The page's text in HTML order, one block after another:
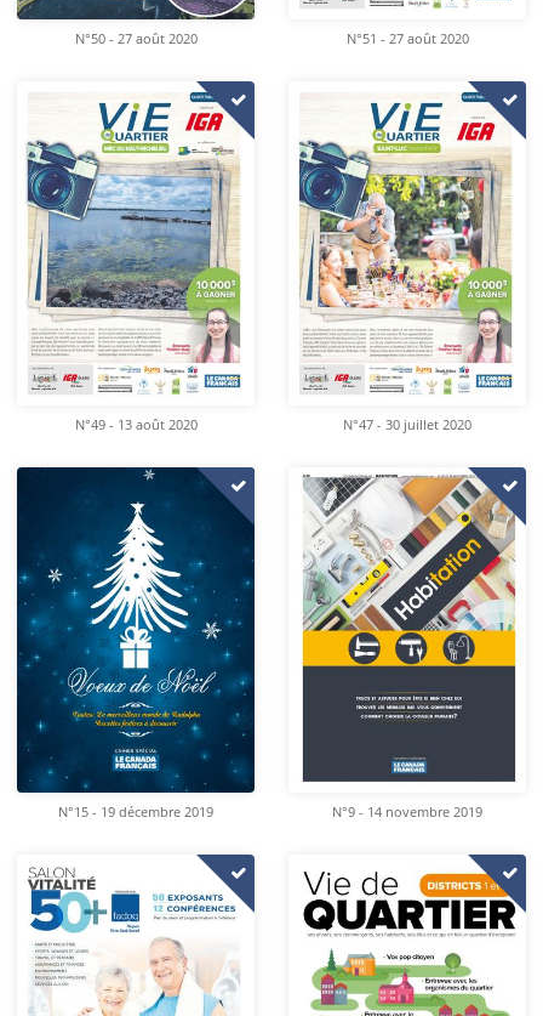
N°50 - 27 août 2020 N°51 - 27 août 2020
N°49 - 13 août 2020 N°47 - 30 juillet 2020
N°15 - 19 décembre 2019 N°9 - 14 novembre 2019